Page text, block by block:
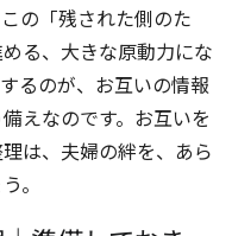
の「残された側のた
る、大きな原動力にな
るのが、お互いの情報
えなのです。お互いを
は、夫婦の絆を、あら
。